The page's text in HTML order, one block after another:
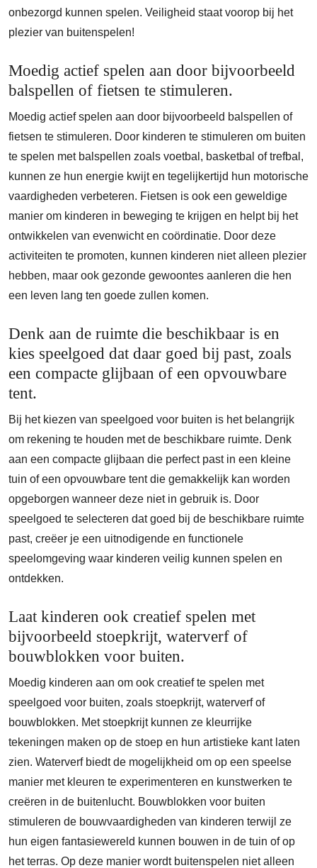
onbezorgd kunnen spelen. Veiligheid staat voorop bij het
plezier van buitenspelen!
Moedig actief spelen aan door bijvoorbeeld
balspellen of fietsen te stimuleren.
Moedig actief spelen aan door bijvoorbeeld balspellen of
fietsen te stimuleren. Door kinderen te stimuleren om buiten
te spelen met balspellen zoals voetbal, basketbal of trefbal,
kunnen ze hun energie kwijt en tegelijkertijd hun motorische
vaardigheden verbeteren. Fietsen is ook een geweldige
manier om kinderen in beweging te krijgen en helpt bij het
ontwikkelen van evenwicht en coördinatie. Door deze
activiteiten te promoten, kunnen kinderen niet alleen plezier
hebben, maar ook gezonde gewoontes aanleren die hen
een leven lang ten goede zullen komen.
Denk aan de ruimte die beschikbaar is en
kies speelgoed dat daar goed bij past, zoals
een compacte glijbaan of een opvouwbare
tent.
Bij het kiezen van speelgoed voor buiten is het belangrijk
om rekening te houden met de beschikbare ruimte. Denk
aan een compacte glijbaan die perfect past in een kleine
tuin of een opvouwbare tent die gemakkelijk kan worden
opgeborgen wanneer deze niet in gebruik is. Door
speelgoed te selecteren dat goed bij de beschikbare ruimte
past, creëer je een uitnodigende en functionele
speelomgeving waar kinderen veilig kunnen spelen en
ontdekken.
Laat kinderen ook creatief spelen met
bijvoorbeeld stoepkrijt, waterverf of
bouwblokken voor buiten.
Moedig kinderen aan om ook creatief te spelen met
speelgoed voor buiten, zoals stoepkrijt, waterverf of
bouwblokken. Met stoepkrijt kunnen ze kleurrijke
tekeningen maken op de stoep en hun artistieke kant laten
zien. Waterverf biedt de mogelijkheid om op een speelse
manier met kleuren te experimenteren en kunstwerken te
creëren in de buitenlucht. Bouwblokken voor buiten
stimuleren de bouwvaardigheden van kinderen terwijl ze
hun eigen fantasiewereld kunnen bouwen in de tuin of op
het terras. Op deze manier wordt buitenspelen niet alleen